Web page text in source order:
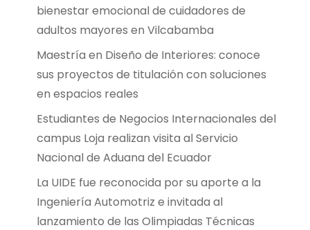
bienestar emocional de cuidadores de
adultos mayores en Vilcabamba
Maestría en Diseño de Interiores: conoce
sus proyectos de titulación con soluciones
en espacios reales
Estudiantes de Negocios Internacionales del
campus Loja realizan visita al Servicio
Nacional de Aduana del Ecuador
La UIDE fue reconocida por su aporte a la
Ingeniería Automotriz e invitada al
lanzamiento de las Olimpiadas Técnicas